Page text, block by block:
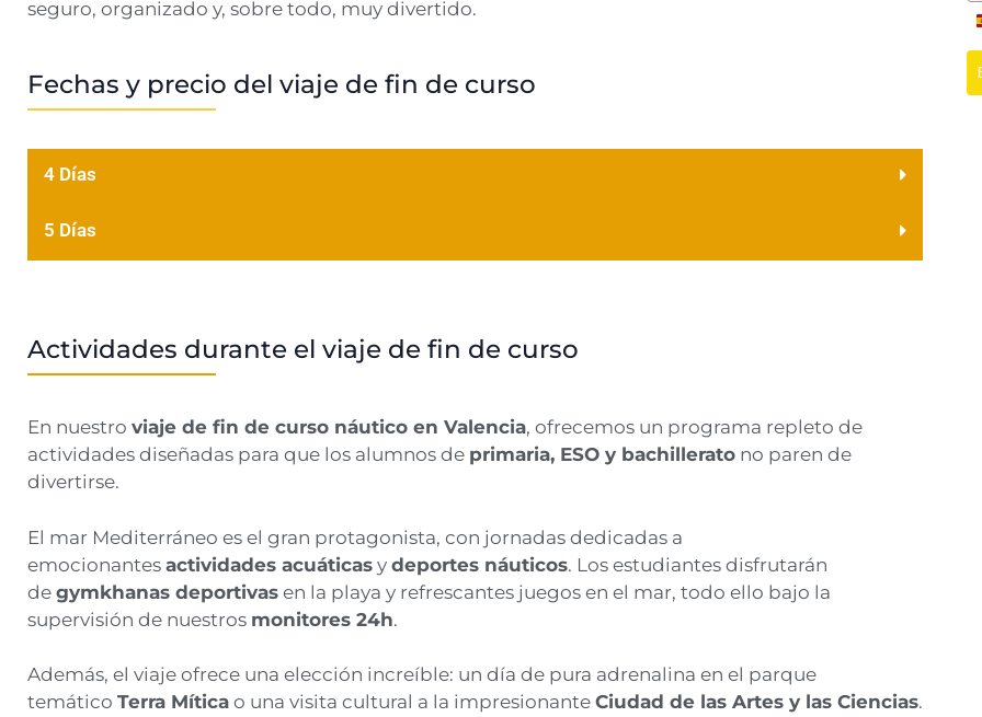
seguro, organizado y, sobre todo, muy divertido.
Fechas y precio del viaje de fin de curso
4 Días
5 Días
Actividades durante el viaje de fin de curso
En nuestro viaje de fin de curso náutico en Valencia, ofrecemos un programa repleto de
actividades diseñadas para que los alumnos de primaria, ESO y bachillerato no paren de
divertirse.
El mar Mediterráneo es el gran protagonista, con jornadas dedicadas a
emocionantes actividades acuáticas y deportes náuticos. Los estudiantes disfrutarán
de gymkhanas deportivas en la playa y refrescantes juegos en el mar, todo ello bajo la
supervisión de nuestros monitores 24h.
Además, el viaje ofrece una elección increíble: un día de pura adrenalina en el parque
temático Terra Mítica o una visita cultural a la impresionante Ciudad de las Artes y las Ciencias.